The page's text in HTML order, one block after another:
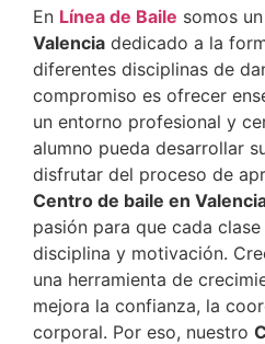
En Línea de Baile somos un
Valencia dedicado a la
diferentes disciplinas de
compromiso es ofrecer
un entorno profesional y
alumno pueda desarrollar
disfrutar del proceso de
Centro de baile en
pasión para que cada
disciplina y motivación.
una herramienta de
mejora la confianza, la
corporal. Por eso, nuestro